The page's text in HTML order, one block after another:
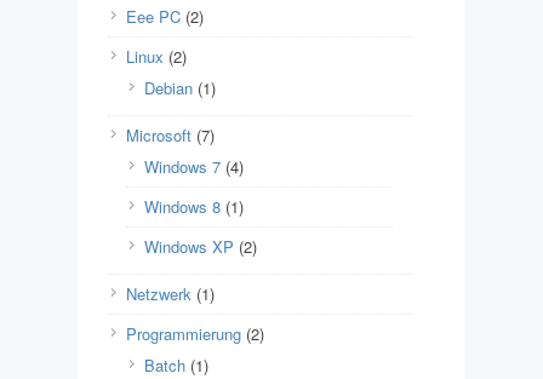
Eee PC (2)
Linux (2)
Debian (1)
Microsoft (7)
Windows 7 (4)
Windows 8 (1)
Windows XP (2)
Netzwerk (1)
Programmierung (2)
Batch (1)